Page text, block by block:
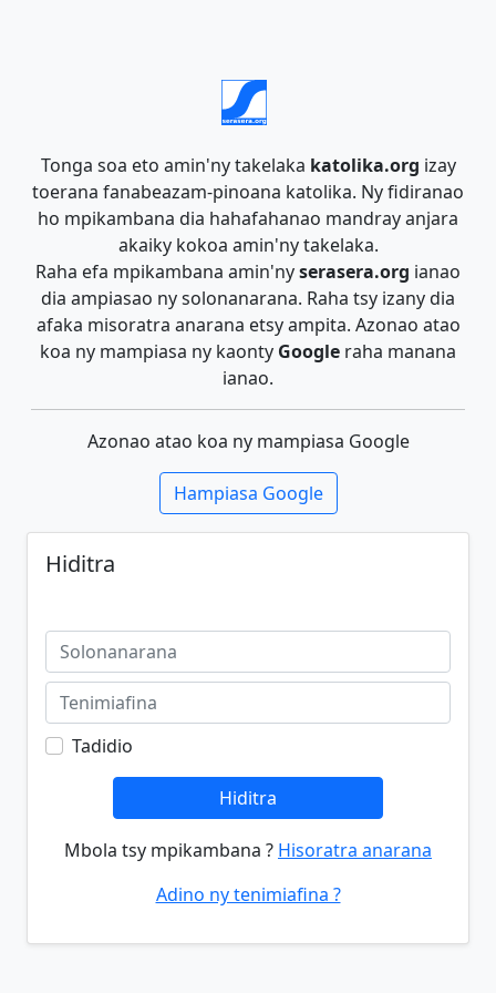
Tonga soa eto amin'ny takelaka katolika.org izay
toerana fanabeazam-pinoana katolika. Ny fidiranao
ho mpikambana dia hahafahanao mandray anjara
akaiky kokoa amin'ny takelaka.
Raha efa mpikambana amin'nyserasera.org ianao
dia ampiasao ny solonanarana. Raha tsy izany dia
afaka misoratra anarana etsy ampita. Azonao atao
koa ny mampiasa ny kaonty Google raha manana
ianao.
Azonao atao koa ny mampiasa Google
Hampiasa Google
Hiditra
Tadidio
Hiditra
Mbola tsy mpikambana ? Hisoratra anarana
Adino ny tenimiafina ?